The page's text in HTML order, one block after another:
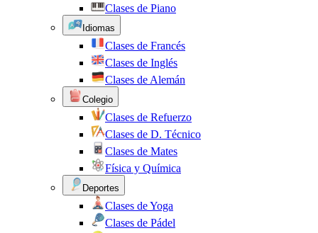
Clases de Piano
Idiomas
Clases de Francés
Clases de Inglés
Clases de Alemán
Colegio
Clases de Refuerzo
Clases de D. Técnico
Clases de Mates
Física y Química
Deportes
Clases de Yoga
Clases de Pádel